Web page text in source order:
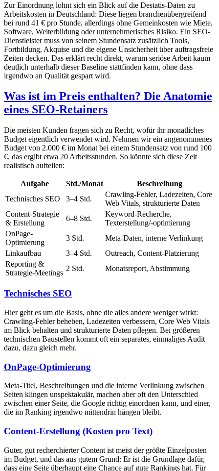
Zur Einordnung lohnt sich ein Blick auf die Destatis-Daten zu
Arbeitskosten in Deutschland: Diese liegen branchenübergreifend
bei rund 41 € pro Stunde, allerdings ohne Gemeinkosten wie Miete,
Software, Weiterbildung oder unternehmerisches Risiko. Ein SEO-
Dienstleister muss von seinem Stundensatz zusätzlich Tools,
Fortbildung, Akquise und die eigene Unsicherheit über auftragsfreie
Zeiten decken. Das erklärt recht direkt, warum seriöse Arbeit kaum
deutlich unterhalb dieser Baseline stattfinden kann, ohne dass
irgendwo an Qualität gespart wird.
Was ist im Preis enthalten? Die Anatomie
eines SEO-Retainers
Die meisten Kunden fragen sich zu Recht, wofür ihr monatliches
Budget eigentlich verwendet wird. Nehmen wir ein angenommenes
Budget von 2.000 € im Monat bei einem Stundensatz von rund 100
€, das ergibt etwa 20 Arbeitsstunden. So könnte sich diese Zeit
realistisch aufteilen:
Aufgabe Std./Monat
Beschreibung
Technisches SEO
3–4 Std.
Crawling-Fehler, Ladezeiten, Core
Web Vitals, strukturierte Daten
Content-Strategie
& Erstellung
6–8 Std.
Keyword-Recherche,
Texterstellung/-optimierung
OnPage-
Optimierung
3 Std.
Meta-Daten, interne Verlinkung
Linkaufbau
3–4 Std.
Outreach, Content-Platzierung
Reporting &
Strategie-Meetings
2 Std. Monatsreport, Abstimmung
Technisches SEO
Hier geht es um die Basis, ohne die alles andere weniger wirkt:
Crawling-Fehler beheben, Ladezeiten verbessern, Core Web Vitals
im Blick behalten und strukturierte Daten pflegen. Bei größeren
technischen Baustellen kommt oft ein separates, einmaliges Audit
dazu, dazu gleich mehr.
OnPage-Optimierung
Meta-Titel, Beschreibungen und die interne Verlinkung zwischen
Seiten klingen unspektakulär, machen aber oft den Unterschied
zwischen einer Seite, die Google richtig einordnen kann, und einer,
die im Ranking irgendwo mittendrin hängen bleibt.
Content-Erstellung (Kosten pro Text)
Guter, gut recherchierter Content ist meist der größte Einzelposten
im Budget, und das aus gutem Grund: Er ist die Grundlage dafür,
dass eine Seite überhaupt eine Chance auf gute Rankings hat. Für